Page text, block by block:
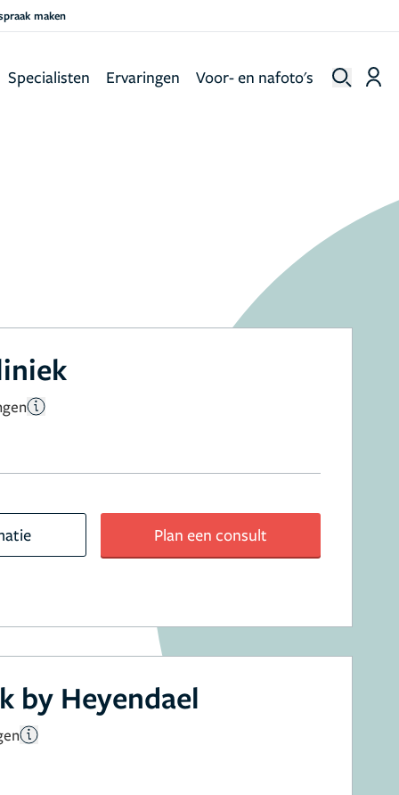
maken
Specialisten Ervaringen Voor- en nafoto's
Plan een consult
by Heyendael